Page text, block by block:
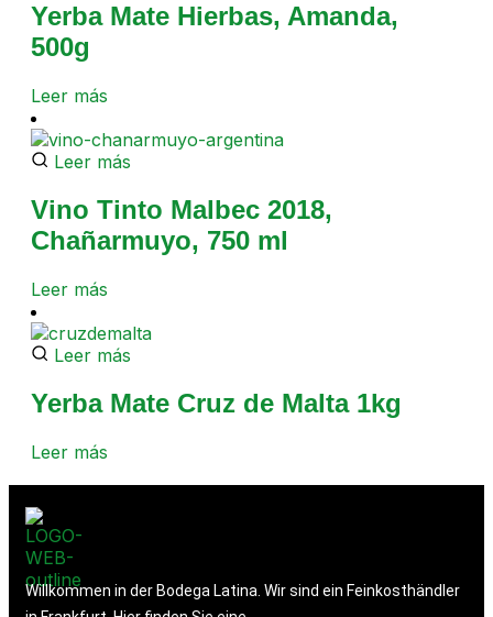
Yerba Mate Hierbas, Amanda,
500g
Leer más
Leer más
Vino Tinto Malbec 2018,
Chañarmuyo, 750 ml
Leer más
Leer más
Yerba Mate Cruz de Malta 1kg
Leer más
Willkommen in der Bodega Latina. Wir sind ein Feinkosthändler